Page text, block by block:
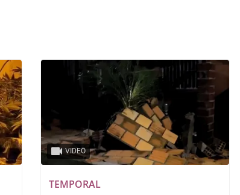
VIDEO
TEMPORAL